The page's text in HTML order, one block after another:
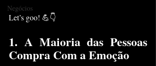
Negócios
Let’s goo! 💪👇
1. A Maioria das Pessoas
Compra Com a Emoção